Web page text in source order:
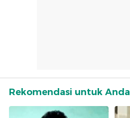
Rekomendasi untuk Anda